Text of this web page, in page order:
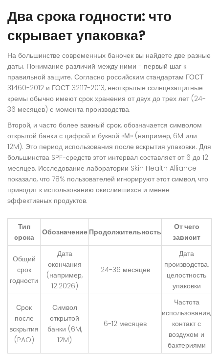
Два срока годности: что
скрывает упаковка?
На большинстве современных баночек вы найдете две разные
даты. Понимание различий между ними - первый шаг к
правильной защите. Согласно российским стандартам ГОСТ
31460-2012 и ГОСТ 32117-2013, неоткрытые солнцезащитные
кремы обычно имеют срок хранения от двух до трех лет (24-
36 месяцев) с момента производства.
Второй, и часто более важный срок, обозначается символом
открытой банки с цифрой и буквой «М» (например, 6M или
12M). Это период использования после вскрытия упаковки. Для
большинства SPF-средств этот интервал составляет от 6 до 12
месяцев. Исследование лаборатории Skin Health Alliance
показало, что 78% пользователей игнорируют этот символ, что
приводит к использованию окислившихся и менее
эффективных продуктов.
Тип
срока
Обозначение Продолжительность
От чего
зависит
Общий
срок
годности
Дата
окончания
(например,
12.2026)
24-36 месяцев
Дата
производства,
целостность
упаковки
Срок
после
вскрытия
(PAO)
Символ
открытой
банки (6M,
12M)
6-12 месяцев
Частота
использования,
контакт с
воздухом и
бактериями